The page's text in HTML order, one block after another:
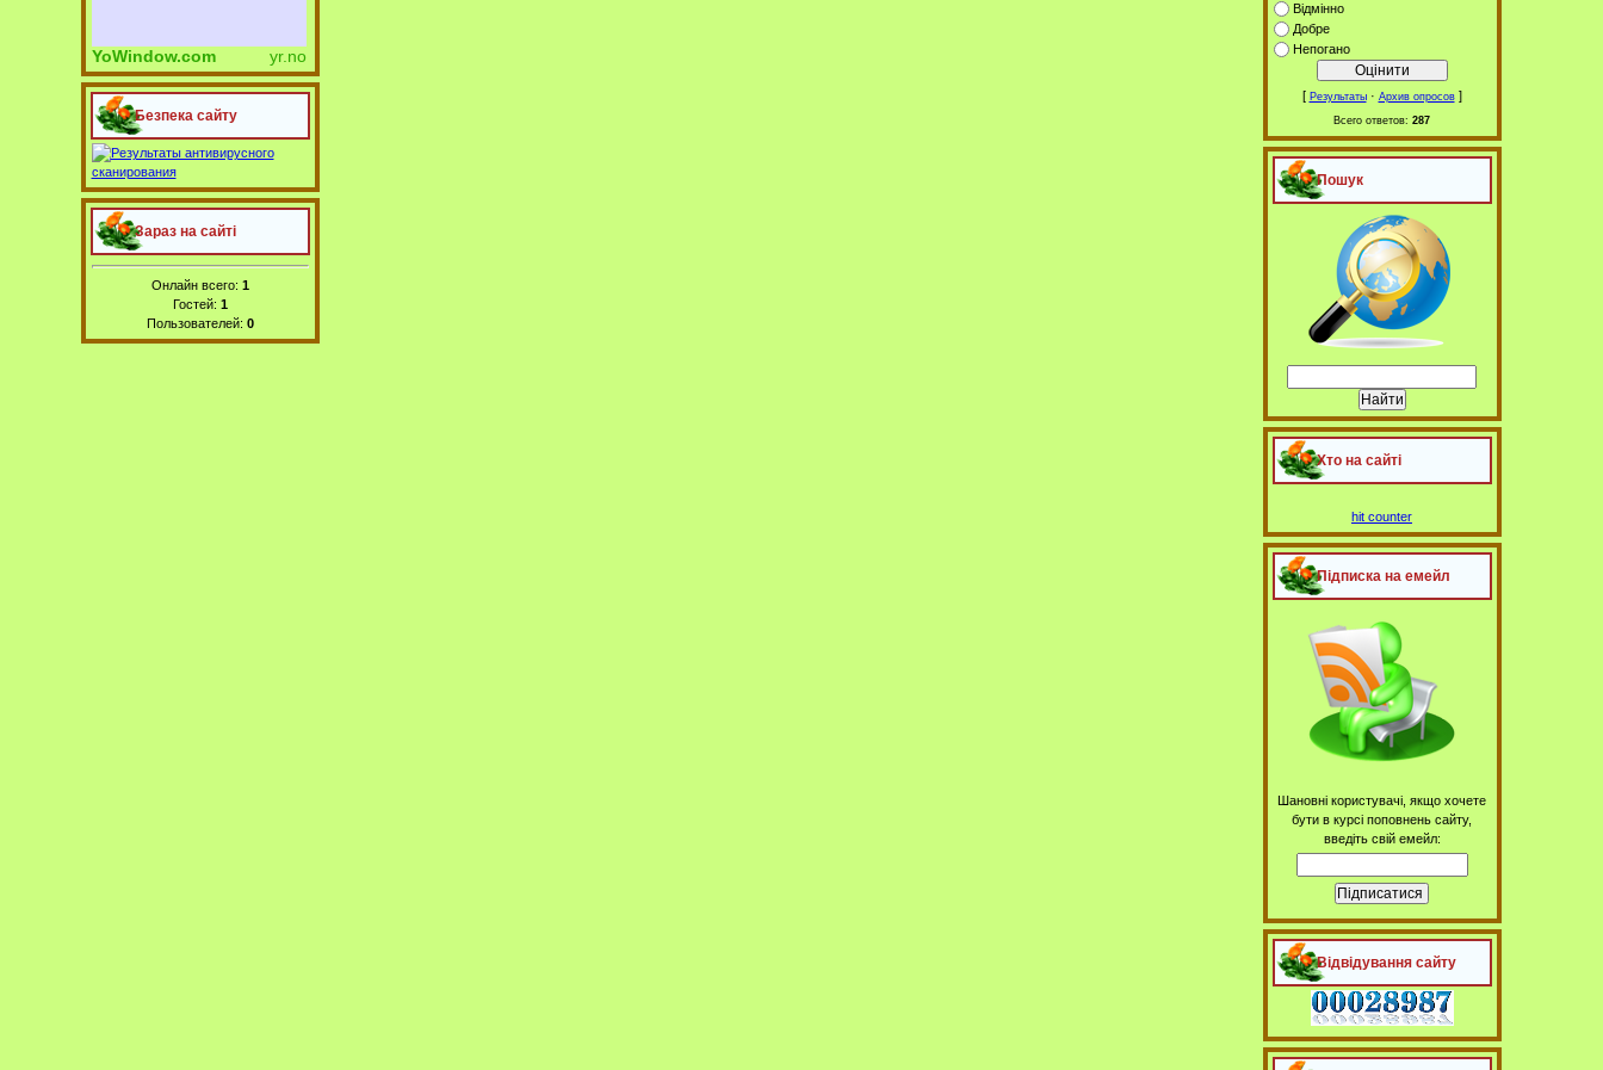
YoWindow.com yr.no
Безпека сайту
Зараз на сайті
Онлайн всего: 1
Гостей: 1
Пользователей: 0
Відмінно
Добре
Непогано
[ Результаты· Архив опросов]
Всего ответов: 287
Пошук
Хто на сайті
hit counter
Підписка на емейл
Шановні користувачі, якщо хочете
бути в курсі поповнень сайту,
введіть свій емейл:
Відвідування сайту